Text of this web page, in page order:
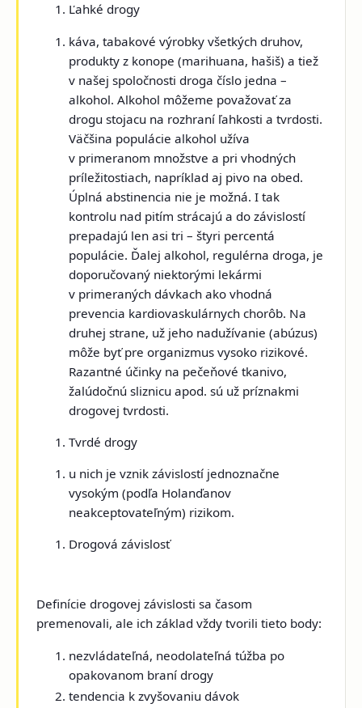
Ľahké drogy
káva, tabakové výrobky všetkých druhov,
produkty z konope (marihuana, hašiš) a tiež
v našej spoločnosti droga číslo jedna –
alkohol. Alkohol môžeme považovať za
drogu stojacu na rozhraní ľahkosti a tvrdosti.
Väčšina populácie alkohol užíva
v primeranom množstve a pri vhodných
príležitostiach, napríklad aj pivo na obed.
Úplná abstinencia nie je možná. I tak
kontrolu nad pitím strácajú a do závislostí
prepadajú len asi tri – štyri percentá
populácie. Ďalej alkohol, regulérna droga, je
doporučovaný niektorými lekármi
v primeraných dávkach ako vhodná
prevencia kardiovaskulárnych chorôb. Na
druhej strane, už jeho nadužívanie (abúzus)
môže byť pre organizmus vysoko rizikové.
Razantné účinky na pečeňové tkanivo,
žalúdočnú sliznicu apod. sú už príznakmi
drogovej tvrdosti.
Tvrdé drogy
u nich je vznik závislostí jednoznačne
vysokým (podľa Holanďanov
neakceptovateľným) rizikom.
Drogová závislosť
Definície drogovej závislosti sa časom
premenovali, ale ich základ vždy tvorili tieto body:
nezvládateľná, neodolateľná túžba po
opakovanom braní drogy
tendencia k zvyšovaniu dávok